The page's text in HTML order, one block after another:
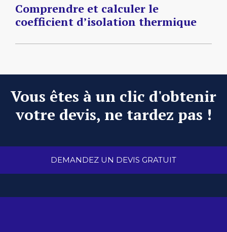
Comprendre et calculer le
coefficient d’isolation thermique
Vous êtes à un clic d'obtenir
votre devis, ne tardez pas !
DEMANDEZ UN DEVIS GRATUIT